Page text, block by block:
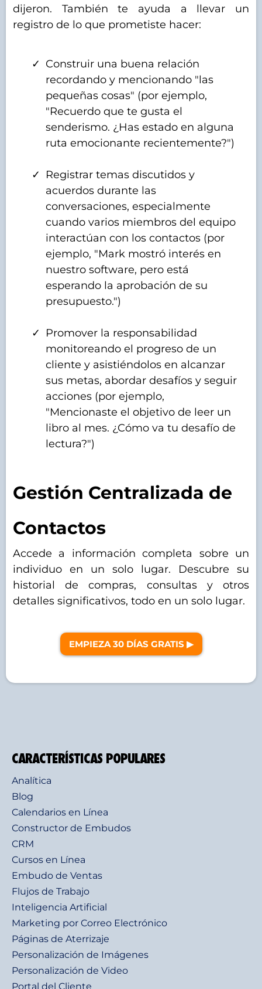
dijeron. También te ayuda a llevar un
registro de lo que prometiste hacer:
Construir una buena relación
recordando y mencionando "las
pequeñas cosas" (por ejemplo,
"Recuerdo que te gusta el
senderismo. ¿Has estado en alguna
ruta emocionante recientemente?")
Registrar temas discutidos y
acuerdos durante las
conversaciones, especialmente
cuando varios miembros del equipo
interactúan con los contactos (por
ejemplo, "Mark mostró interés en
nuestro software, pero está
esperando la aprobación de su
presupuesto.")
Promover la responsabilidad
monitoreando el progreso de un
cliente y asistiéndolos en alcanzar
sus metas, abordar desafíos y seguir
acciones (por ejemplo,
"Mencionaste el objetivo de leer un
libro al mes. ¿Cómo va tu desafío de
lectura?")
Gestión Centralizada de
Contactos
Accede a información completa sobre un
individuo en un solo lugar. Descubre su
historial de compras, consultas y otros
detalles significativos, todo en un solo lugar.
EMPIEZA 30 DÍAS GRATIS ▶︎
CARACTERÍSTICAS POPULARES
Analítica
Blog
Calendarios en Línea
Constructor de Embudos
CRM
Cursos en Línea
Embudo de Ventas
Flujos de Trabajo
Inteligencia Artificial
Marketing por Correo Electrónico
Páginas de Aterrizaje
Personalización de Imágenes
Personalización de Video
Portal del Cliente